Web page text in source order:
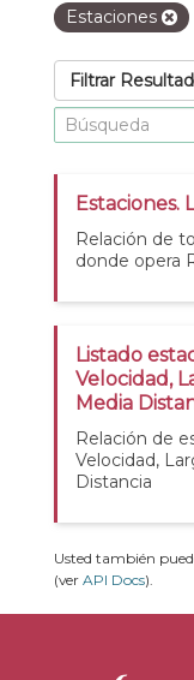
Estaciones
Filtrar
Estaciones.
Relación de
donde opera
Listado
Velocidad,
Media
Relación de
Velocidad,
Distancia
Usted también
(ver API Docs).